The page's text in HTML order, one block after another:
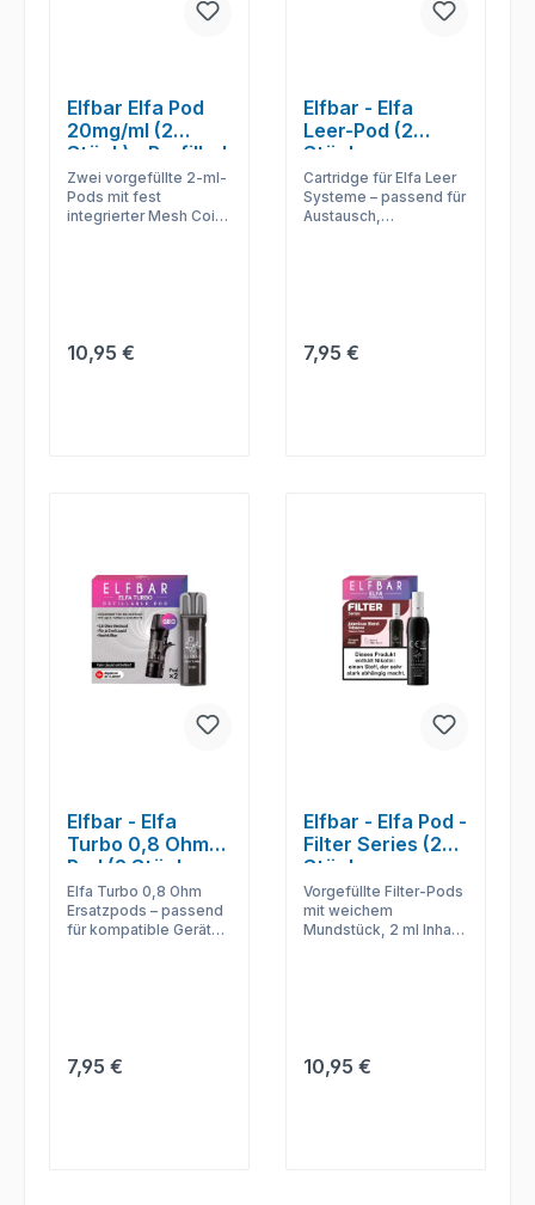
Elfbar Elfa Pod
20mg/ml (2
Stück) - Prefilled
Zwei vorgefüllte 2-ml-
Pods mit fest
integrierter Mesh Coil
Regulärer Preis:
10,95 €
Elfbar - Elfa
Leer-Pod (2
Stück pro
Packung)
Cartridge für Elfa Leer
Systeme – passend für
Austausch,
Regulärer Preis:
7,95 €
Elfbar - Elfa
Turbo 0,8 Ohm
Pod (2 Stück pro
Packung)
Elfa Turbo 0,8 Ohm
Ersatzpods – passend
für kompatible Geräte,
Regulärer Preis:
7,95 €
Elfbar - Elfa Pod -
Filter Series (2
Stück pro
Packung) -
Cream Tobacco
Vorgefüllte Filter-Pods
mit weichem
Mundstück, 2 ml Inhalt
Regulärer Preis:
10,95 €